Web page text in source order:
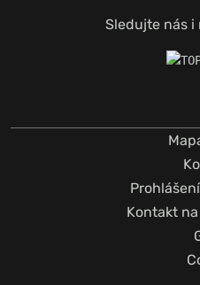
Sledujte nás i
Kontakt